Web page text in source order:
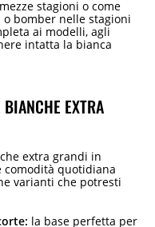
stagioni o come
bomber nelle stagioni
ai modelli, agli
intatta la bianca
EXTRA
extra grandi in
comodità quotidiana
varianti che potresti
la base perfetta per